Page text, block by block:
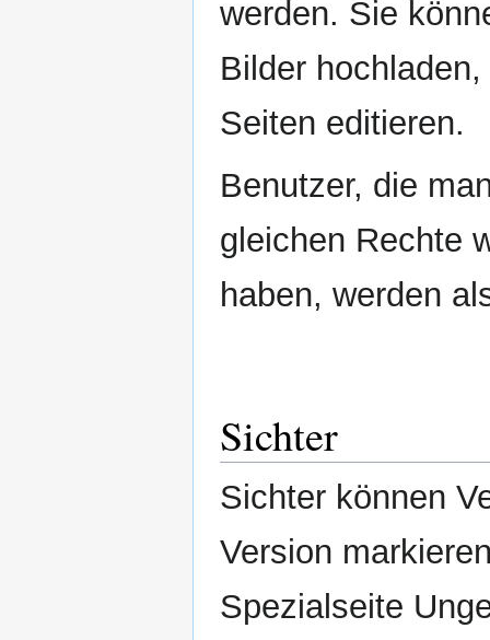
werden. Sie
Bilder
Seiten editieren.
Benutzer, die
gleichen Rechte
haben, werden
Sichter
Sichter können
Version
Spezialseite